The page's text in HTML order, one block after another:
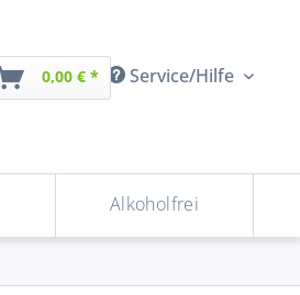
Service/Hilfe
0,00 € *
Alkoholfrei